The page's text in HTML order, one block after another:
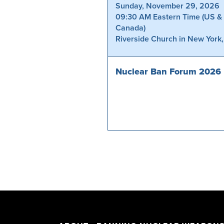
Sunday, November 29, 2026
09:30 AM Eastern Time (US &
Canada)
Riverside Church in New
Nuclear Ban Forum 2026